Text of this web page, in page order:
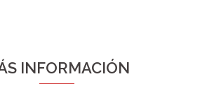
INFORMACIÓN